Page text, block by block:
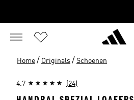
Home / Originals / Schoenen
4.7 (24)